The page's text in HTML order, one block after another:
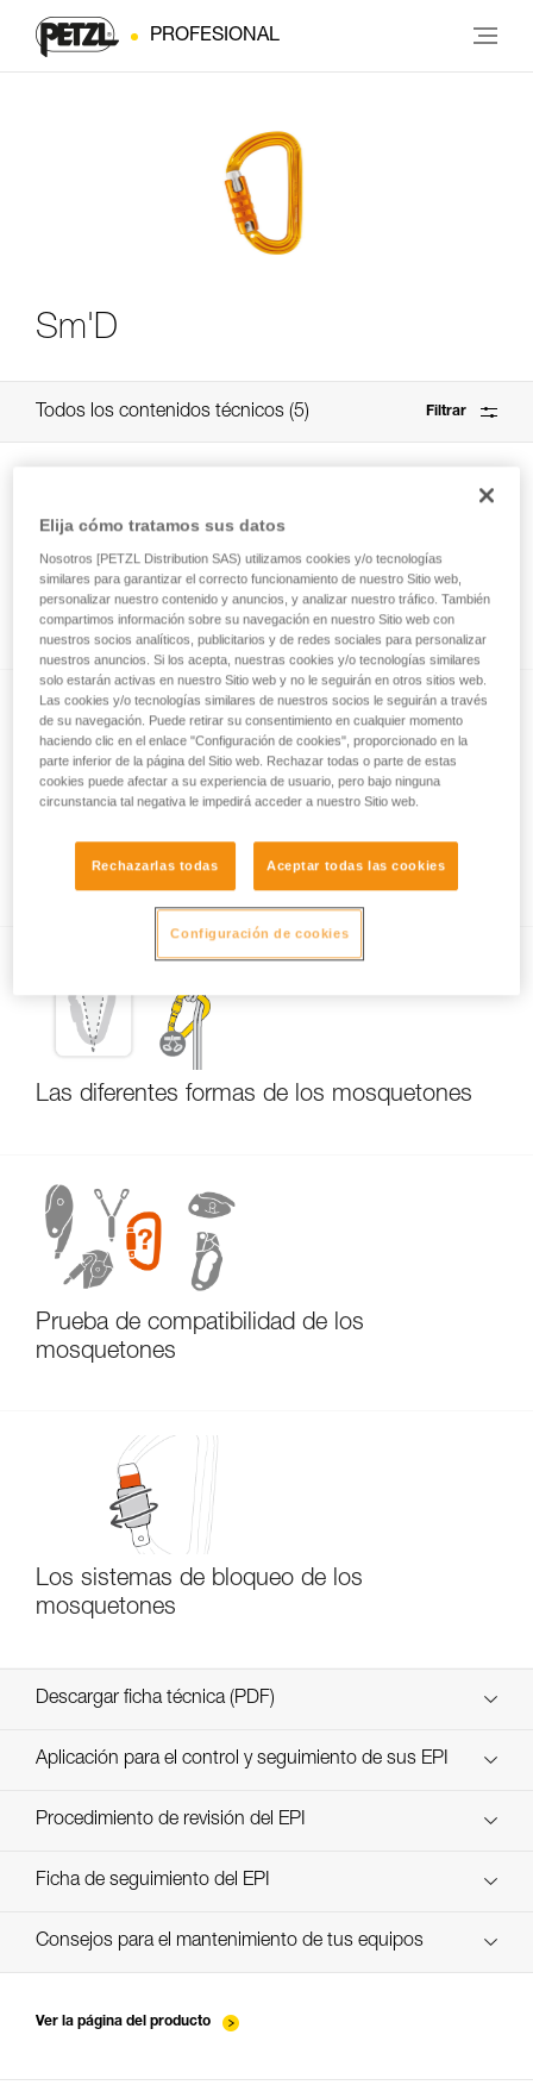
PROFESIONAL
Sm'D
Todos los contenidos técnicos 5 Filtrar
Lo esencial sobre los mosquetones
Ejemplos de solicitaciones peligrosas de los
mosquetones.
Las diferentes formas de los mosquetones
Prueba de compatibilidad de los
mosquetones
Los sistemas de bloqueo de los
mosquetones
Descargar ficha técnica (PDF)
Technical Notice
Aplicación para el control y seguimiento de sus EPI
descubra ePPEcentre
Procedimiento de revisión del EPI
verif EPI-CONNECTEURS-procedure-ES
Ficha de seguimiento del EPI
verif EPI-suivi-connecteur-ES
Consejos para el mantenimiento de tus equipos
Ver la página del producto
Elija cómo tratamos sus datos
Nosotros [PETZL Distribution SAS) utilizamos cookies y/o tecnologías
similares para garantizar el correcto funcionamiento de nuestro Sitio web,
personalizar nuestro contenido y anuncios, y analizar nuestro tráfico. También
compartimos información sobre su navegación en nuestro Sitio web con
nuestros socios analíticos, publicitarios y de redes sociales para personalizar
nuestros anuncios. Si los acepta, nuestras cookies y/o tecnologías similares
solo estarán activas en nuestro Sitio web y no le seguirán en otros sitios web.
Las cookies y/o tecnologías similares de nuestros socios le seguirán a través
de su navegación. Puede retirar su consentimiento en cualquier momento
haciendo clic en el enlace "Configuración de cookies", proporcionado en la
parte inferior de la página del Sitio web. Rechazar todas o parte de estas
cookies puede afectar a su experiencia de usuario, pero bajo ninguna
circunstancia tal negativa le impedirá acceder a nuestro Sitio web.
Rechazarlas todas Aceptar todas las cookies
Configuración de cookies